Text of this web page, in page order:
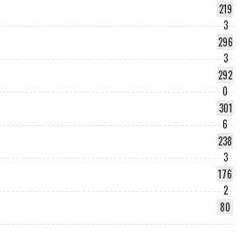
219
3
296
3
292
0
301
6
238
3
176
2
80